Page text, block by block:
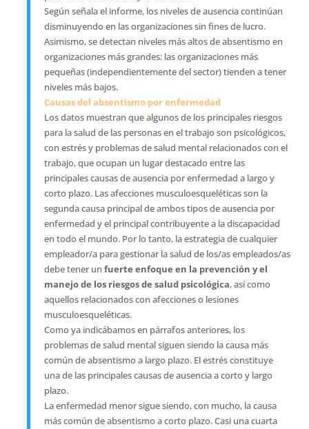
Según señala el informe, los niveles de ausencia continúan
disminuyendo en las organizaciones sin fines de lucro.
Asimismo, se detectan niveles más altos de absentismo en
organizaciones más grandes: las organizaciones más
pequeñas (independientemente del sector) tienden a tener
niveles más bajos.
Causas del absentismo por enfermedad
Los datos muestran que algunos de los principales riesgos
para la salud de las personas en el trabajo son psicológicos,
con estrés y problemas de salud mental relacionados con el
trabajo, que ocupan un lugar destacado entre las
principales causas de ausencia por enfermedad a largo y
corto plazo. Las afecciones musculoesqueléticas son la
segunda causa principal de ambos tipos de ausencia por
enfermedad y el principal contribuyente a la discapacidad
en todo el mundo. Por lo tanto, la estrategia de cualquier
empleador/a para gestionar la salud de los/as empleados/as
debe tener un fuerte enfoque en la prevención y el
manejo de los riesgos de salud psicológica, así como
aquellos relacionados con afecciones o lesiones
musculoesqueléticas.
Como ya indicábamos en párrafos anteriores, los
problemas de salud mental siguen siendo la causa más
común de absentismo a largo plazo. El estrés constituye
una de las principales causas de ausencia a corto y largo
plazo.
La enfermedad menor sigue siendo, con mucho, la causa
más común de absentismo a corto plazo. Casi una cuarta